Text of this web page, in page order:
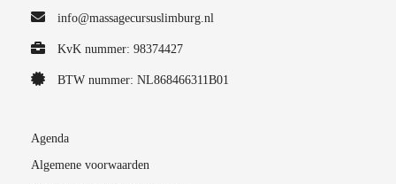
info@massagecursuslimburg.nl
KvK nummer: 98374427
BTW nummer: NL868466311B01
Agenda
Algemene voorwaarden